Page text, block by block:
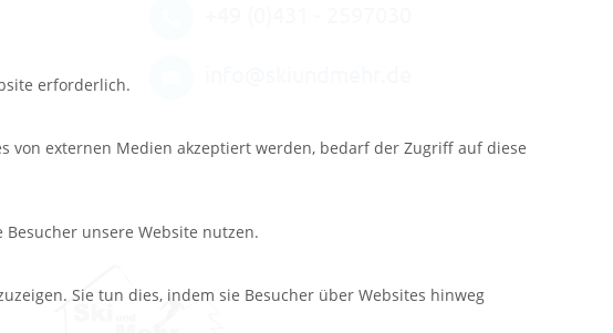
erforderlich.
von externen Medien akzeptiert werden, bedarf der Zugriff auf diese
unsere Website nutzen.
Sie tun dies, indem sie Besucher über Websites hinweg